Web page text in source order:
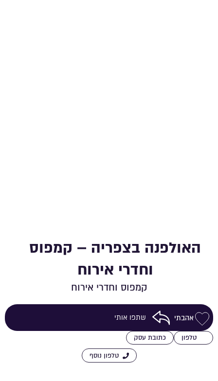
האולפנה בצפריה – קמפוס
וחדרי אירוח
קמפוס וחדרי אירוח
טלפון כתובת עסק
שמירה ברשימת מועדפים
אהבתי שתפו אותי
טלפון נוסף